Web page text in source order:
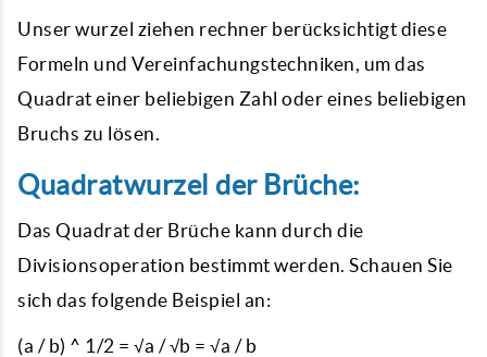
Unser wurzel ziehen rechner berücksichtigt diese
Formeln und Vereinfachungstechniken, um das
Quadrat einer beliebigen Zahl oder eines beliebigen
Bruchs zu lösen.
Quadratwurzel der Brüche:
Das Quadrat der Brüche kann durch die
Divisionsoperation bestimmt werden. Schauen Sie
sich das folgende Beispiel an:
(a / b) ^ 1/2 = √a / √b = √a / b